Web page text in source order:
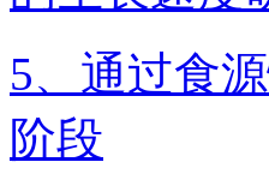
5、通过食
阶段